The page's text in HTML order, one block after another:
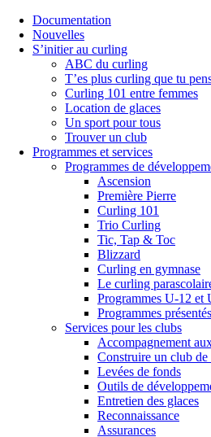
Documentation
Nouvelles
S’initier au curling
ABC du curling
T’es plus curling que tu
Curling 101 entre femmes
Location de glaces
Un sport pour tous
Trouver un club
Programmes et services
Programmes de
Ascension
Première Pierre
Curling 101
Trio Curling
Tic, Tap & Toc
Blizzard
Curling en gymnase
Le curling
Programmes U-12 et
Programmes
Services pour les clubs
Accompagnement
Construire un club
Levées de fonds
Outils de
Entretien des glaces
Reconnaissance
Assurances